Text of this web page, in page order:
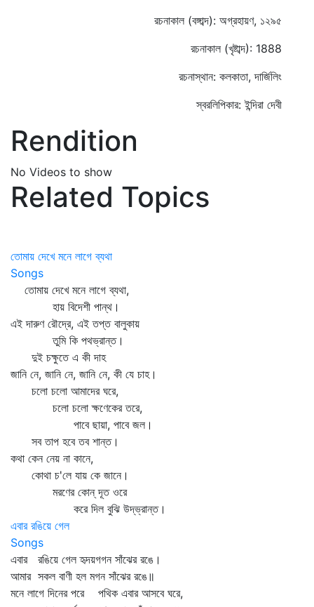
রচনাকাল (বঙ্গাব্দ): অগ্রহায়ণ, ১২৯৫
রচনাকাল (খৃষ্টাব্দ): 1888
রচনাস্থান: কলকাতা, দার্জিলিং
স্বরলিপিকার: ইন্দিরা দেবী
Rendition
No Videos to show
Related Topics
তোমায় দেখে মনে লাগে ব্যথা
Songs
তোমায় দেখে মনে লাগে ব্যথা,
হায় বিদেশী পান্থ।
এই দারুণ রৌদ্রে, এই তপ্ত বালুকায়
তুমি কি পথভ্রান্ত।
দুই চক্ষুতে এ কী দাহ
জানি নে, জানি নে, জানি নে, কী যে চাহ।
চলো চলো আমাদের ঘরে,
চলো চলো ক্ষণেকের তরে,
পাবে ছায়া, পাবে জল।
সব তাপ হবে তব শান্ত।
কথা কেন নেয় না কানে,
কোথা চ'লে যায় কে জানে।
মরণের কোন্‌ দূত ওরে
করে দিল বুঝি উদ্‌ভ্রান্ত।
এবার রঙিয়ে গেল
Songs
এবার রঙিয়ে গেল হৃদয়গগন সাঁঝের রঙে।
আমার সকল বাণী হল মগন সাঁঝের রঙে॥
মনে লাগে দিনের পরে পথিক এবার আসবে ঘরে,